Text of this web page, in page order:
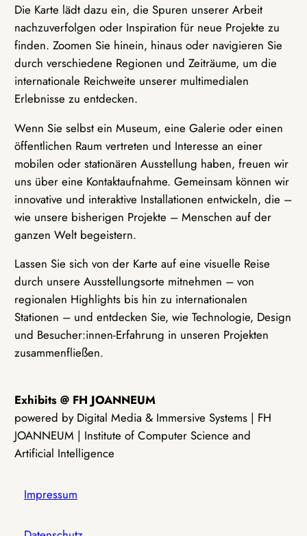
Die Karte lädt dazu ein, die Spuren unserer Arbeit
nachzuverfolgen oder Inspiration für neue Projekte zu
finden. Zoomen Sie hinein, hinaus oder navigieren Sie
durch verschiedene Regionen und Zeiträume, um die
internationale Reichweite unserer multimedialen
Erlebnisse zu entdecken.
Wenn Sie selbst ein Museum, eine Galerie oder einen
öffentlichen Raum vertreten und Interesse an einer
mobilen oder stationären Ausstellung haben, freuen wir
uns über eine Kontaktaufnahme. Gemeinsam können wir
innovative und interaktive Installationen entwickeln, die –
wie unsere bisherigen Projekte – Menschen auf der
ganzen Welt begeistern.
Lassen Sie sich von der Karte auf eine visuelle Reise
durch unsere Ausstellungsorte mitnehmen – von
regionalen Highlights bis hin zu internationalen
Stationen – und entdecken Sie, wie Technologie, Design
und Besucher:innen-Erfahrung in unseren Projekten
zusammenfließen.
Exhibits @ FH JOANNEUM
powered by Digital Media & Immersive Systems | FH
JOANNEUM | Institute of Computer Science and
Artificial Intelligence
Impressum